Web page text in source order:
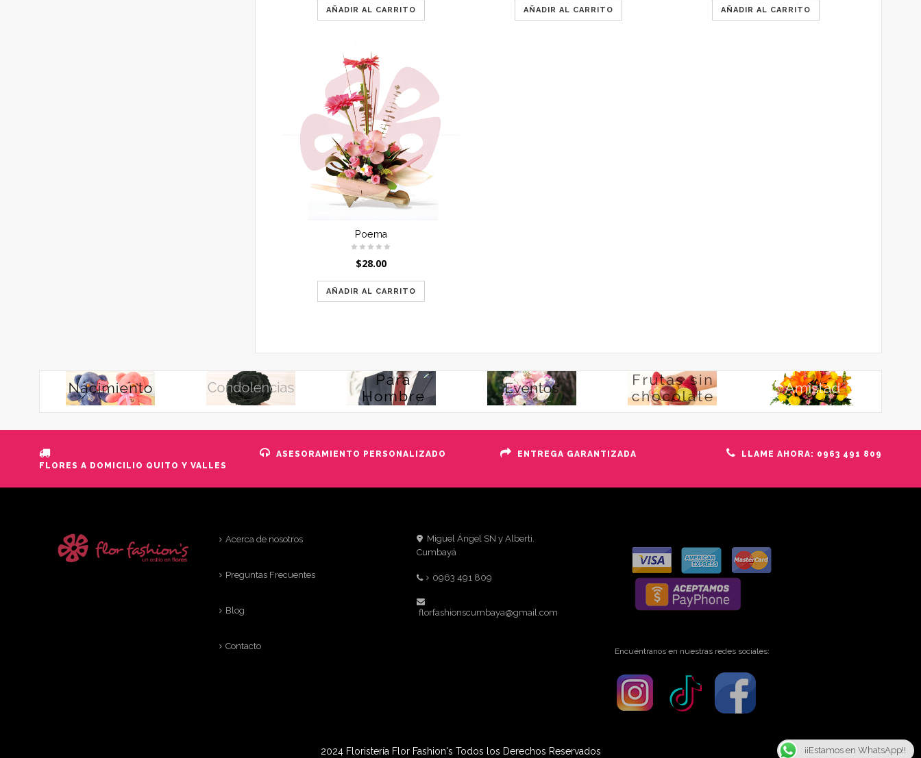
AÑADIR AL CARRITO AÑADIR AL CARRITO AÑADIR AL CARRITO
Poema
$28.00
AÑADIR AL CARRITO
FLORES A DOMICILIO QUITO Y VALLES
ASESORAMIENTO PERSONALIZADO ENTREGA GARANTIZADA LLAME AHORA: 0963 491 809
Acerca de nosotros
Preguntas Frecuentes
Blog
Contacto
Miguel Ángel SN y Alberti.
Cumbayá
0963 491 809
florfashionscumbaya@gmail.com
Encuéntranos en nuestras redes sociales:
2024 Floristería Flor Fashion's Todos los Derechos Reservados ¡¡Estamos en WhatsApp!!